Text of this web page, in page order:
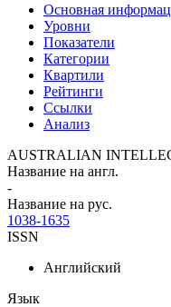
Основная
Уровни
Показатели
Категории
Квартили
Рейтинги
Ссылки
Анализ
AUSTRALIAN
Название на англ.
-
Название на рус.
1038-1635
ISSN
Английский
Язык